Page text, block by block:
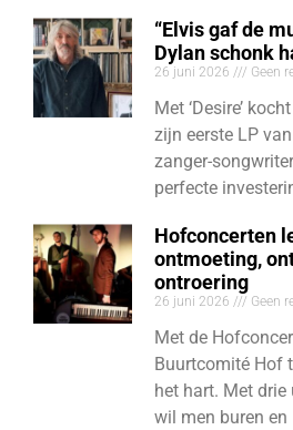
“Elvis gaf de
Dylan schonk
26 juni 2026 Geen
Met ‘Desire’
zijn eerste LP
zanger-
perfecte
Hofconcerten
ontmoeting,
ontroering
26 juni 2026 Geen
Met de
Buurtcomité Hof
het hart. Met
wil men buren en